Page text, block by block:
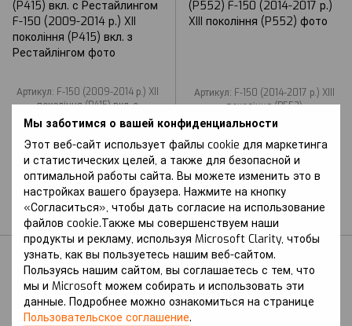
Мы заботимся о вашей конфиденциальности
Этот веб-сайт использует файлы cookie для маркетинга
и статистических целей, а также для безопасной и
оптимальной работы сайта. Вы можете изменить это в
настройках вашего браузера. Нажмите на кнопку
«Согласиться», чтобы дать согласие на использование
файлов cookie.Также мы совершенствуем наши
продукты и рекламу, используя Microsoft Clarity, чтобы
узнать, как вы пользуетесь нашим веб-сайтом.
Пользуясь нашим сайтом, вы соглашаетесь с тем, что
мы и Microsoft можем собирать и использовать эти
данные. Подробнее можно ознакомиться на странице
Пользовательское соглашение.
Артикул: F-150 (2009-2014 р.) XII
покоління (P415) вкл. з
Рестайлінгом
Защита на Ford F-150
(2009-2014 г.) XII
поколение (P415) вкл. с
Рестайлингом
В наличии
Артикул: F-150 (2014-2017 р.) XIII
покоління (P552)
FORD
Защита на Ford F-150
(2014-2017 г.) XIII
поколени (P552)